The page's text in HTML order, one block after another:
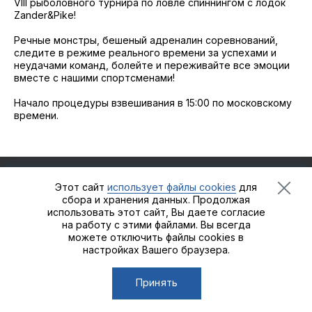
Осень
Весна
Фото и видео
iOS приложение
Логотипы турнира
Турнир White Predator
VIII рыболовного турнира по ловле спиннингом с лодок
Zander&Pike!
Речные монстры, бешеный адреналин соревнований,
следите в режиме реального времени за успехами и
неудачами команд, болейте и переживайте все эмоции
вместе с нашими спортсменами!
Начало процедуры взвешивания в 15:00 по московскому
времени.
Рыболовный турнирZander&Pike©2021 - 2026Группа
компаний «Альпийская деревня»
Сделано вПенза-Онлайн
Этот сайт использует файлы cookies для
сбора и хранения данных. Продолжая
использовать этот сайт, Вы даете согласие
на работу с этими файлами. Вы всегда
можете отключить файлы cookies в
настройках Вашего браузера.
Принять